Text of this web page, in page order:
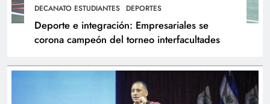
DECANATO ESTUDIANTES DEPORTES
Deporte e integración: Empresariales se
corona campeón del torneo interfacultades